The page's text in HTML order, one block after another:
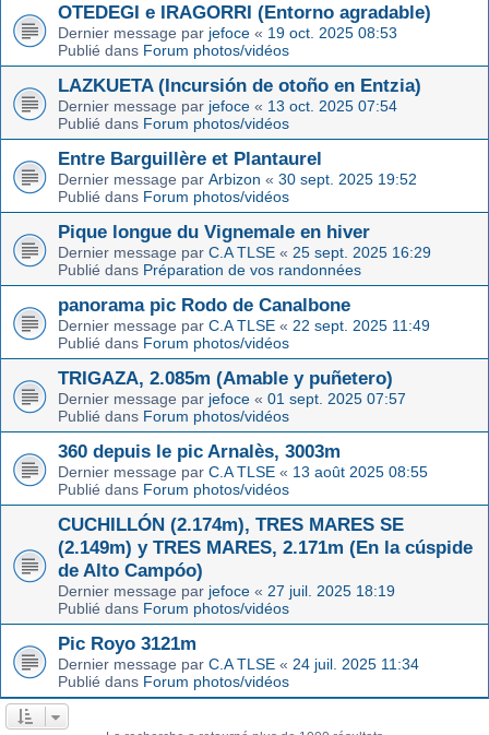
OTEDEGI e IRAGORRI (Entorno agradable)
Dernier message par jefoce « 19 oct. 2025 08:53
Publié dans Forum photos/vidéos
LAZKUETA (Incursión de otoño en Entzia)
Dernier message par jefoce « 13 oct. 2025 07:54
Publié dans Forum photos/vidéos
Entre Barguillère et Plantaurel
Dernier message par Arbizon « 30 sept. 2025 19:52
Publié dans Forum photos/vidéos
Pique longue du Vignemale en hiver
Dernier message par C.A TLSE « 25 sept. 2025 16:29
Publié dans Préparation de vos randonnées
panorama pic Rodo de Canalbone
Dernier message par C.A TLSE « 22 sept. 2025 11:49
Publié dans Forum photos/vidéos
TRIGAZA, 2.085m (Amable y puñetero)
Dernier message par jefoce « 01 sept. 2025 07:57
Publié dans Forum photos/vidéos
360 depuis le pic Arnalès, 3003m
Dernier message par C.A TLSE « 13 août 2025 08:55
Publié dans Forum photos/vidéos
CUCHILLÓN (2.174m), TRES MARES SE
(2.149m) y TRES MARES, 2.171m (En la cúspide
de Alto Campóo)
Dernier message par jefoce « 27 juil. 2025 18:19
Publié dans Forum photos/vidéos
Pic Royo 3121m
Dernier message par C.A TLSE « 24 juil. 2025 11:34
Publié dans Forum photos/vidéos